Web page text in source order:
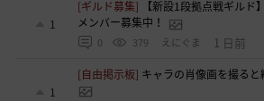
1
[ギルド募集]
【新設1段拠点戦ギルド
メンバー募集中！
0 379 えにぐま 1 日前
1
[自由掲示板] キャラの肖像画を撮る